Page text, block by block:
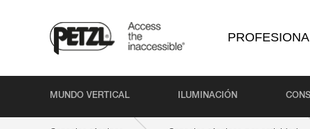
MUNDO VERTICAL ILUMINACIÓN